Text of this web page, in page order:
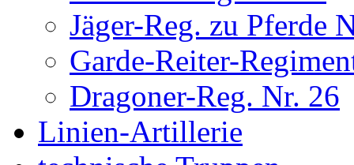
Jäger-Reg. zu Pferde
Garde-Reiter-
Dragoner-Reg. Nr. 26
Linien-Artillerie